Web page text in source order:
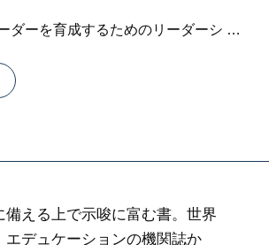
ダーを育成するためのリーダーシ …
える上で示唆に富む書。世界
デュケーションの機関誌か